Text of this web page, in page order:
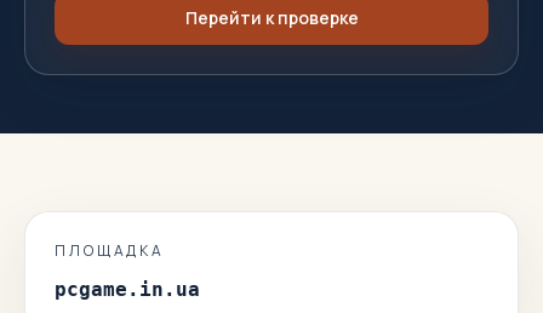
Перейти к проверке
ПЛОЩАДКА
pcgame.in.ua